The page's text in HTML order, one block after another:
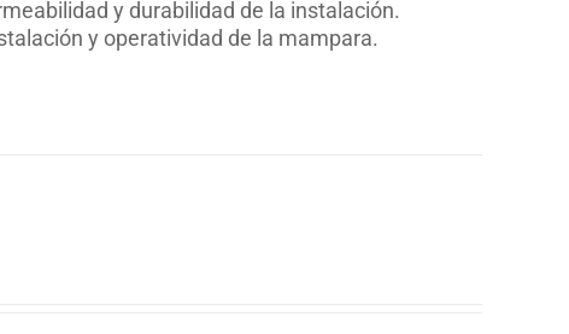
y durabilidad de la instalación.
y operatividad de la mampara.